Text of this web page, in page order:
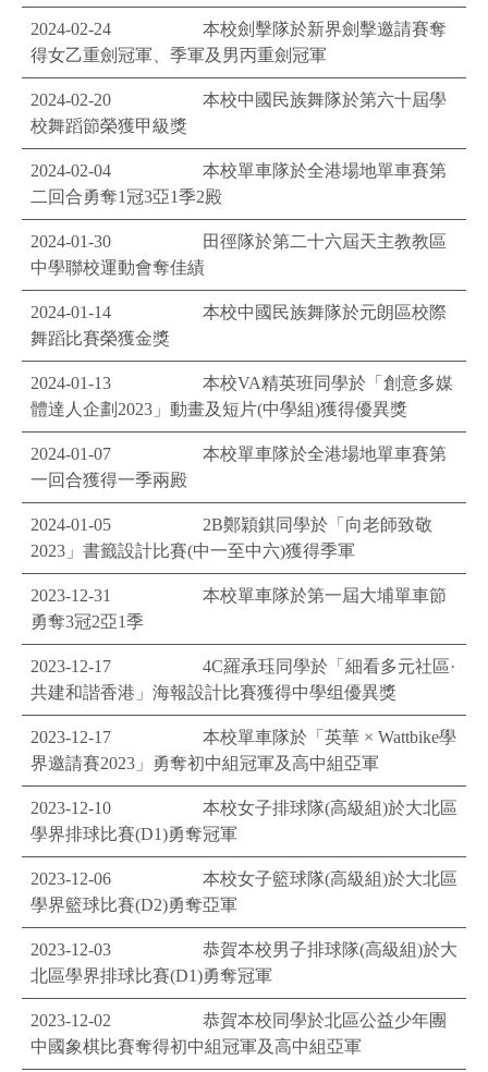
2024-02-24
本校劍擊隊於新界劍擊邀請賽奪
得女乙重劍冠軍、季軍及男丙重劍冠軍
2024-02-20
本校中國民族舞隊於第六十屆學
校舞蹈節榮獲甲級獎
2024-02-04
本校單車隊於全港場地單車賽第
二回合勇奪1冠3亞1季2殿
2024-01-30
田徑隊於第二十六屆天主教教區
中學聯校運動會奪佳績
2024-01-14
本校中國民族舞隊於元朗區校際
舞蹈比賽榮獲金獎
2024-01-13
本校VA精英班同學於「創意多媒
體達人企劃2023」動畫及短片(中學組)獲得優異獎
2024-01-07
本校單車隊於全港場地單車賽第
一回合獲得一季兩殿
2024-01-05
2B鄭穎錤同學於「向老師致敬
2023」書籤設計比賽(中一至中六)獲得季軍
2023-12-31
本校單車隊於第一屆大埔單車節
勇奪3冠2亞1季
2023-12-17
4C羅承珏同學於「細看多元社區·
共建和諧香港」海報設計比賽獲得中學组優異獎
2023-12-17
本校單車隊於「英華 × Wattbike學
界邀請賽2023」勇奪初中組冠軍及高中組亞軍
2023-12-10
本校女子排球隊(高級組)於大北區
學界排球比賽(D1)勇奪冠軍
2023-12-06
本校女子籃球隊(高級組)於大北區
學界籃球比賽(D2)勇奪亞軍
2023-12-03
恭賀本校男子排球隊(高級組)於大
北區學界排球比賽(D1)勇奪冠軍
2023-12-02
恭賀本校同學於北區公益少年團
中國象棋比賽奪得初中組冠軍及高中組亞軍